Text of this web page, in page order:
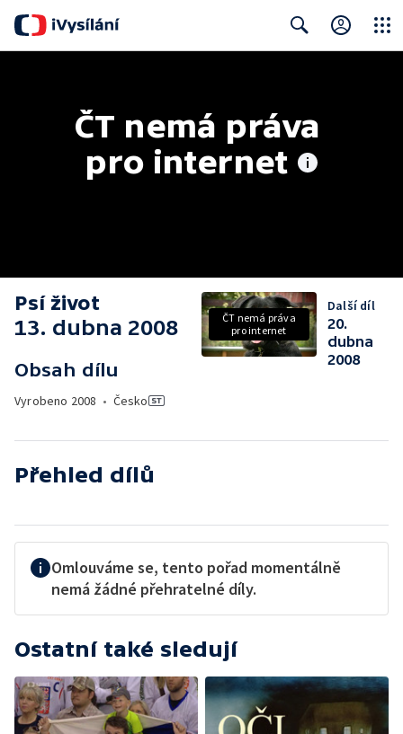
ČT nemá práva
pro internet
Psí život
13. dubna 2008
Obsah dílu
Vyrobeno 2008 • Česko
ČT nemá práva
pro internet
Další díl
20.
dubna
2008
Přehled dílů
Omlouváme se, tento pořad momentálně
nemá žádné přehratelné díly.
Ostatní také sledují